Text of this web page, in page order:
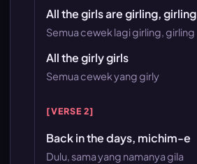
All the girls are girling, girling
Semua cewek lagi girling, girling
All the girly girls
Semua cewek yang girly
[VERSE 2]
Back in the days, michim-e
Dulu, sama yang namanya gila